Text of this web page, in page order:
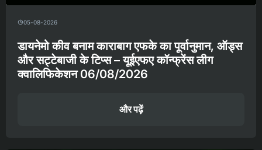
05-08-2026
डायनेमो कीव बनाम काराबाग एफके का पूर्वानुमान, ऑड्स
और सट्टेबाजी के टिप्स – यूईएफए कॉन्फ्रेंस लीग
क्वालिफिकेशन 06/08/2026
और पढ़ें